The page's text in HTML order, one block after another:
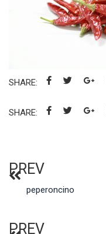
SHARE:
SHARE:
PREV
peperoncino
PREV